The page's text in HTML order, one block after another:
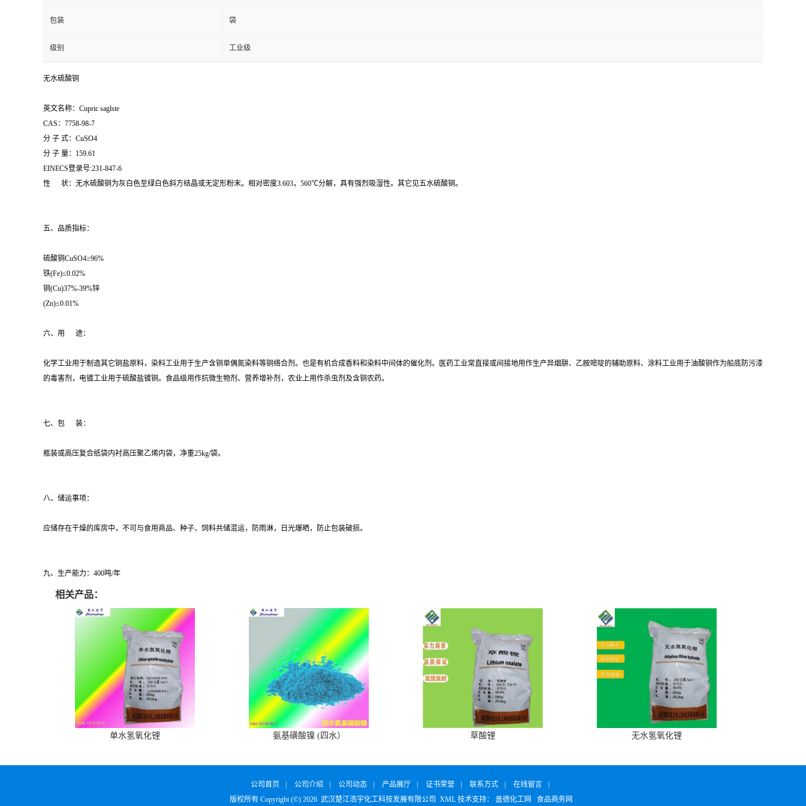
包装 袋
级别 工业级
无水硫酸铜
英文名称：Cupric saglste
CAS：7758-98-7
分 子 式：CuSO4
分 子 量：159.61
EINECS登录号:231-847-6
性 状：无水硫酸铜为灰白色至绿白色斜方结晶或无定形粉末。相对密度3.603，560℃分解，具有强烈吸湿性。其它见五水硫酸铜。
五、品质指标：
硫酸铜CuSO4≥96%
铁(Fe)≤0.02%
铜(Cu)37%-39%锌
(Zn)≤0.01%
六、用 途：
化学工业用于制造其它铜盐原料，染料工业用于生产含铜单偶氮染料等铜络合剂。也是有机合成香料和染料中间体的催化剂。医药工业常直接或间接地用作生产异烟肼、乙胺嘧啶的辅助原料、涂料工业用于油酸铜作为船底防污漆
的毒害剂，电镀工业用于硫酸盐镀铜。食品级用作抗微生物剂、营养增补剂，农业上用作杀虫剂及含铜农药。
七、包 装：
瓶装或高压复合纸袋内衬高压聚乙烯内袋，净重25kg/袋。
八、储运事项：
应储存在干燥的库房中，不可与食用商品、种子、饲料共储混运，防雨淋，日光爆晒，防止包装破损。
九、生产能力：400吨/年
相关产品：
单水氢氧化锂 氨基磺酸镍 (四水） 草酸锂 无水氢氧化锂
公司首页 公司介绍 公司动态 产品展厅 证书荣誉 联系方式 在线留言
版权所有 Copyright (©) 2026 武汉楚江浩宇化工科技发展有限公司 XML 技术支持： 盖德化工网 食品商务网